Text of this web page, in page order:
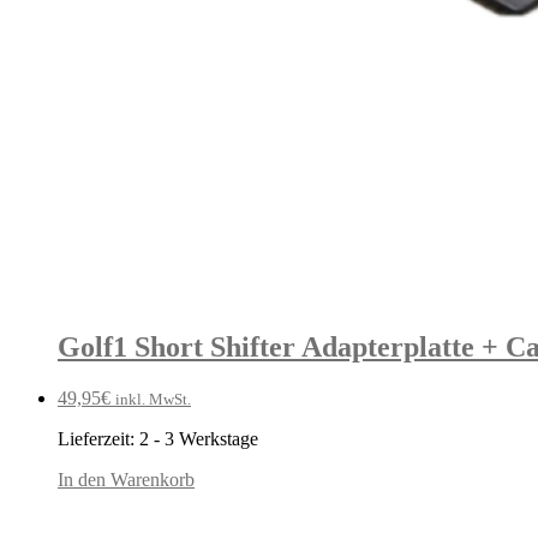
Golf1 Short Shifter Adapterplatte +
49,95€ inkl. MwSt.
Lieferzeit: 2 - 3 Werkstage
In den Warenkorb